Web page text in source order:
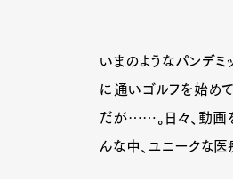
いまのようなパンデ
に通いゴルフを始め
だが……。日々、動画
んな中、ユニークな